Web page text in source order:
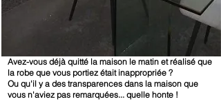
Avez-vous déjà quitté la maison le matin et réalisé que
la robe que vous portiez était inappropriée ?
Ou qu'il y a des transparences dans la maison que
vous n'aviez pas remarquées... quelle honte !